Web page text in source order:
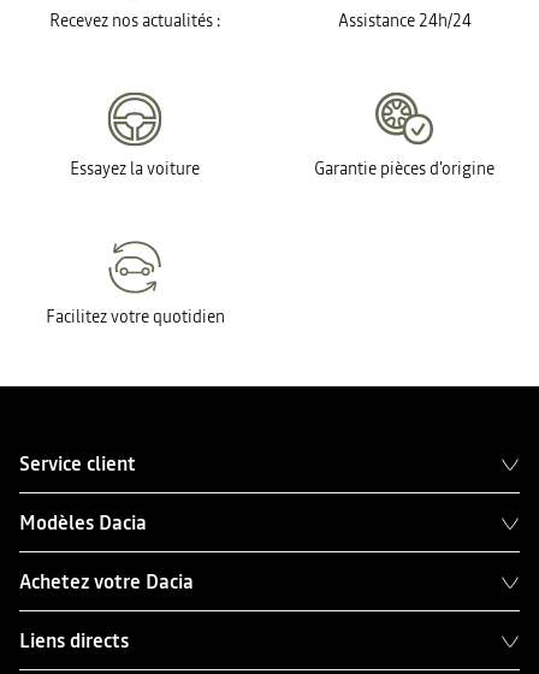
Recevez nos actualités : Assistance 24h/24
Essayez la voiture Garantie pièces d'origine
Facilitez votre quotidien
Service client
Modèles Dacia
Achetez votre Dacia
Liens directs